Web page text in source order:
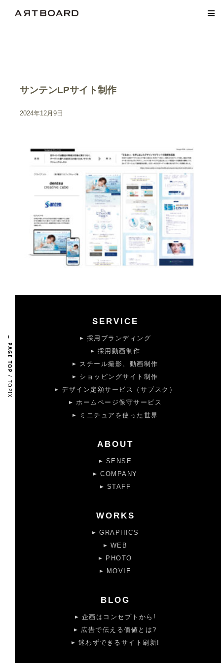
サンテンLPサイト制作
2024年12月9日
← PAGE TOP
/ TOPIX
SERVICE
採用ブランディング
採用動画制作
スチール撮影、動画制作
ショッピングサイト制作
デザイン定額サービス（サブスク）
ホームページ保守サービス
ミニチュアを使った世界
ABOUT
SENSE
COMPANY
STAFF
WORKS
GRAPHICS
WEB
PHOTO
MOVIE
BLOG
企画はコンセプトから!
広告で伝える価値とは?
迷わずできるサイト刷新!